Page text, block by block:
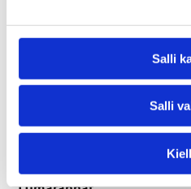
Salli
Salli
Kaikissa Raaseporin
Suuremmat kirjastot
ja Pohjassa, ja pienemmät
Mustiolta, Tenholasta ja
Lue lisää kirjastojen